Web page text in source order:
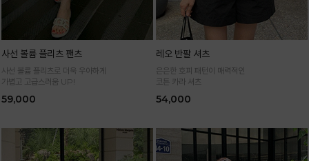
사선 볼륨 플리츠 팬츠
사선 볼륨 플리츠로 더욱 우아하게
가볍고 고급스러움 UP!
59,000
레오 반팔 셔츠
은은한 호피 패턴이 매력적인
코튼 카라 셔츠
54,000